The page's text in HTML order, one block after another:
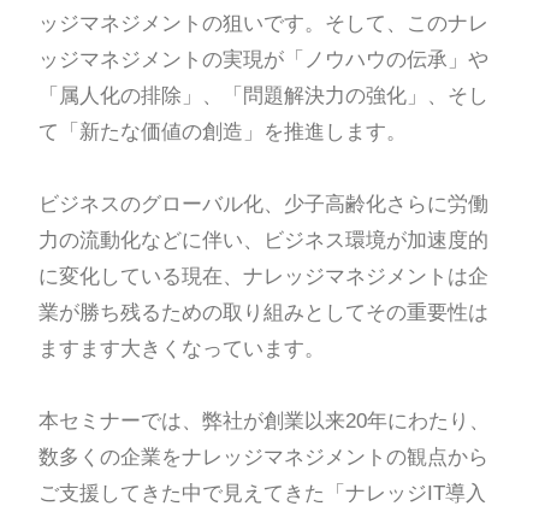
ッジマネジメントの狙いです。そして、このナレ
ッジマネジメントの実現が「ノウハウの伝承」や
「属人化の排除」、「問題解決力の強化」、そし
て「新たな価値の創造」を推進します。
ビジネスのグローバル化、少子高齢化さらに労働
力の流動化などに伴い、ビジネス環境が加速度的
に変化している現在、ナレッジマネジメントは企
業が勝ち残るための取り組みとしてその重要性は
ますます大きくなっています。
本セミナーでは、弊社が創業以来20年にわたり、
数多くの企業をナレッジマネジメントの観点から
ご支援してきた中で見えてきた「ナレッジIT導入